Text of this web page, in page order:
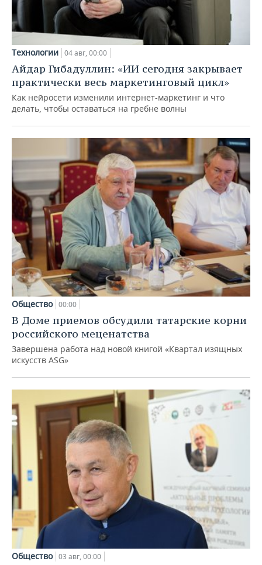
Технологии 04 авг, 00:00
Айдар Гибадуллин: «ИИ сегодня закрывает
практически весь маркетинговый цикл»
Как нейросети изменили интернет-маркетинг и что
делать, чтобы оставаться на гребне волны
Общество 00:00
В Доме приемов обсудили татарские корни
российского меценатства
Завершена работа над новой книгой «Квартал изящных
искусств ASG»
Общество 03 авг, 00:00